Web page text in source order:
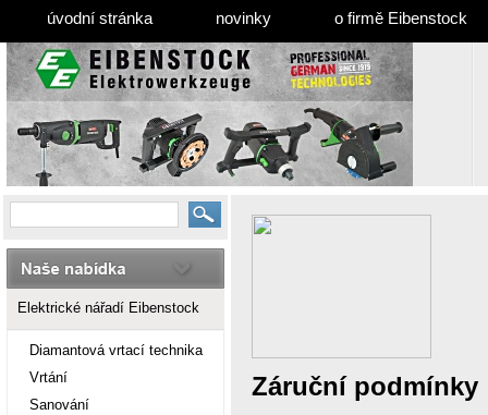
úvodní stránka novinky o firmě Eibenstock
Elektrické nářadí Eibenstock
Diamantová vrtací technika
Vrtání
Sanování
Záručnípodmínky